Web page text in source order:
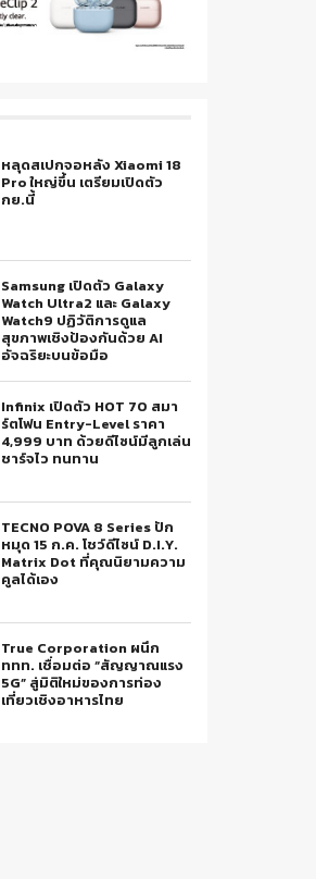
หลุดสเปกจอหลัง Xiaomi 18
Pro ใหญ่ขึ้น เตรียมเปิดตัว
กย.นี้
Samsung เปิดตัว Galaxy
Watch Ultra2 และ Galaxy
Watch9 ปฏิวัติการดูแล
สุขภาพเชิงป้องกันด้วย AI
อัจฉริยะบนข้อมือ
Infinix เปิดตัว HOT 70 สมา
ร์ตโฟน Entry-Level ราคา
4,999 บาท ด้วยดีไซน์มีลูกเล่น
ชาร์จไว ทนทาน
TECNO POVA 8 Series ปัก
หมุด 15 ก.ค. โชว์ดีไซน์ D.I.Y.
Matrix Dot ที่คุณนิยามความ
คูลได้เอง
True Corporation ผนึก
ททท. เชื่อมต่อ “สัญญาณแรง
5G” สู่มิติใหม่ของการท่อง
เที่ยวเชิงอาหารไทย